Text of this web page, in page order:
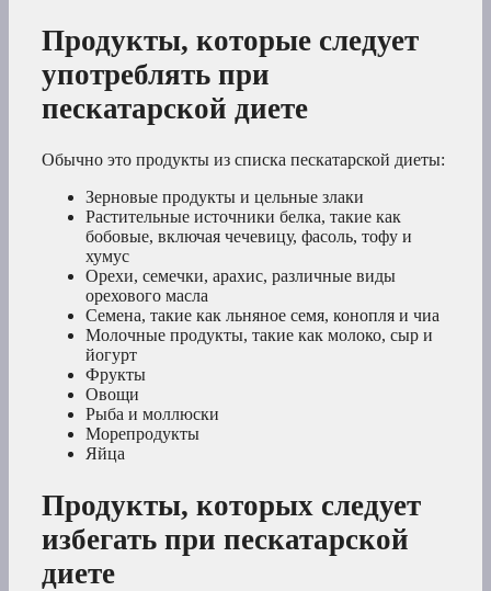
Продукты, которые следует
употреблять при
пескатарской диете
Обычно это продукты из списка пескатарской диеты:
Зерновые продукты и цельные злаки
Растительные источники белка, такие как
бобовые, включая чечевицу, фасоль, тофу и
хумус
Орехи, семечки, арахис, различные виды
орехового масла
Семена, такие как льняное семя, конопля и чиа
Молочные продукты, такие как молоко, сыр и
йогурт
Фрукты
Овощи
Рыба и моллюски
Морепродукты
Яйца
Продукты, которых следует
избегать при пескатарской
диете